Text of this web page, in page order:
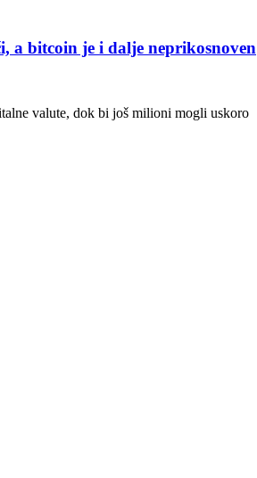
a bitcoin je i dalje neprikosnoven
valute, dok bi još milioni mogli uskoro